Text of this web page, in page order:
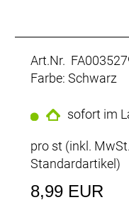
Art.Nr.
Farbe: Schwarz
sofort im
pro st (inkl.
Standardartikel)
8,99 EUR